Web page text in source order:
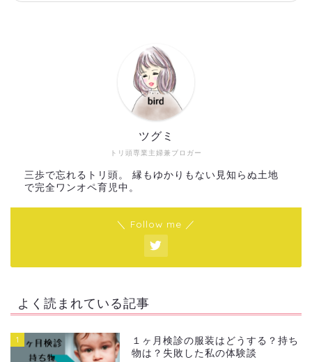
トリ頭専業主婦兼ブロガー
ツグミ
三歩で忘れるトリ頭。 縁もゆかりもない見知らぬ土地
で完全ワンオペ育児中。
＼ Follow me ／
よく読まれている記事
1
１ヶ月検診の服装はどうする？持ち
物は？失敗した私の体験談